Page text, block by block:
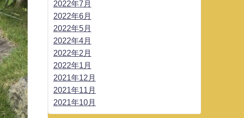
2022年7月
2022年6月
2022年5月
2022年4月
2022年2月
2022年1月
2021年12月
2021年11月
2021年10月